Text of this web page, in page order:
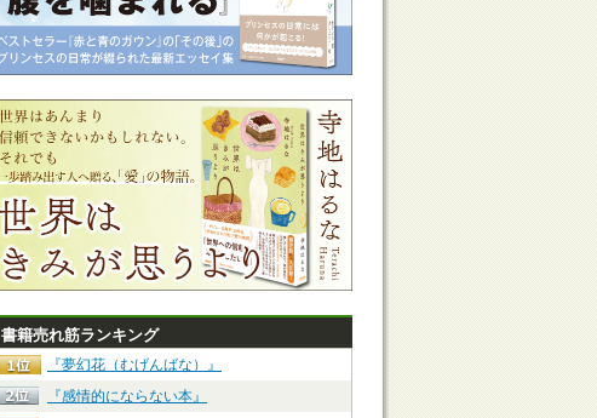
書籍売れ筋ランキング
『夢幻花（むげんばな）』
『感情的にならない本』